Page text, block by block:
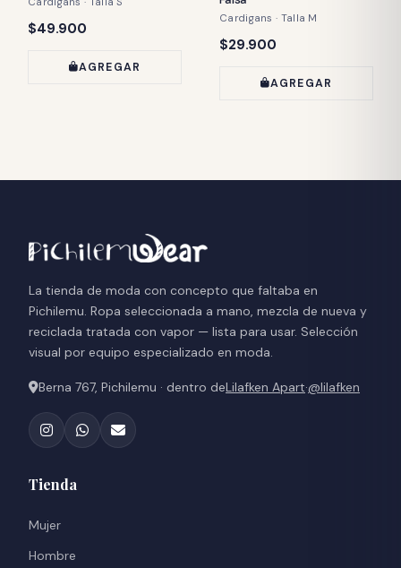
Precio:
$49.900
AGREGAR
Cardigans · Talla M
Precio:
$29.900
AGREGAR
La tienda de moda con concepto que faltaba en
Pichilemu. Ropa seleccionada a mano, mezcla de nueva y
reciclada tratada con vapor — lista para usar. Selección
visual por equipo especializado en moda.
Berna 767, Pichilemu · dentro deLilafken Apart·@lilafken
Tienda
Mujer
Hombre